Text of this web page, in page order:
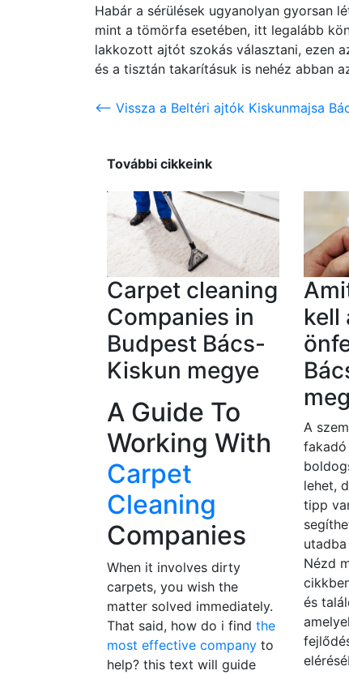
Habár a sérülések ugyanolyan gyorsan
mint a tömörfa esetében, itt legalább
lakkozott ajtót szokás választani, ezen
és a tisztán takarításuk is nehéz abban
<-- Vissza a Beltéri ajtók Kiskunmajsa
További cikkeink
Carpet cleaning
Companies in
Budpest Bács-
Kiskun megye
A Guide To
Working With
Carpet
Cleaning
Companies
When it involves dirty
carpets, you wish the
matter solved immediately.
That said, how do i find the
most effective company to
help? this text will guide
kell
A
lehet,
tipp
Nézd
és